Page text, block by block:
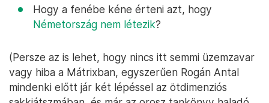
Hogy a fenébe kéne érteni azt, hogy
Németország nem létezik?
(Persze az is lehet, hogy nincs itt semmi üzemzavar
vagy hiba a Mátrixban, egyszerűen Rogán Antal
mindenki előtt jár két lépéssel az ötdimenziós